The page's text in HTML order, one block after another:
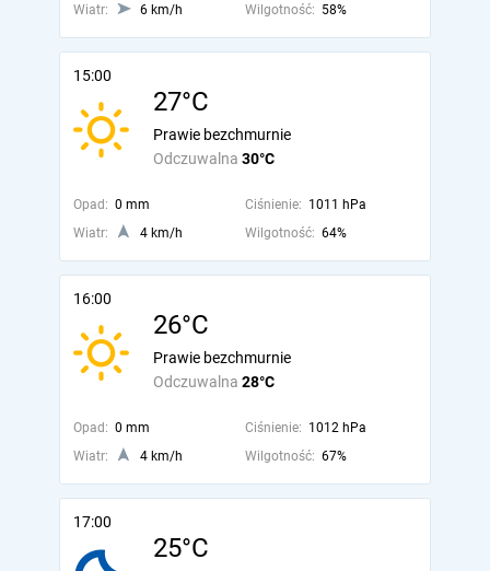
Wiatr:
6 km/h Wilgotność: 58%
15:00
27°C
Odczuwalna 30°C
Prawie bezchmurnie
Opad: 0 mm Ciśnienie: 1011 hPa
Wiatr:
4 km/h Wilgotność: 64%
16:00
26°C
Odczuwalna 28°C
Prawie bezchmurnie
Opad: 0 mm Ciśnienie: 1012 hPa
Wiatr:
4 km/h Wilgotność: 67%
17:00
25°C